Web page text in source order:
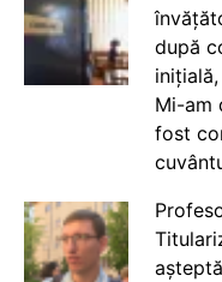
după
Mi-am
fost